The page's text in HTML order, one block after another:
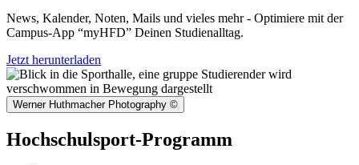
News, Kalender, Noten, Mails und vieles mehr - Optimiere mit der
Campus-App “myHFD” Deinen Studienalltag.
Jetzt herunterladen
Werner Huthmacher Photography ©
Hochschulsport-Programm